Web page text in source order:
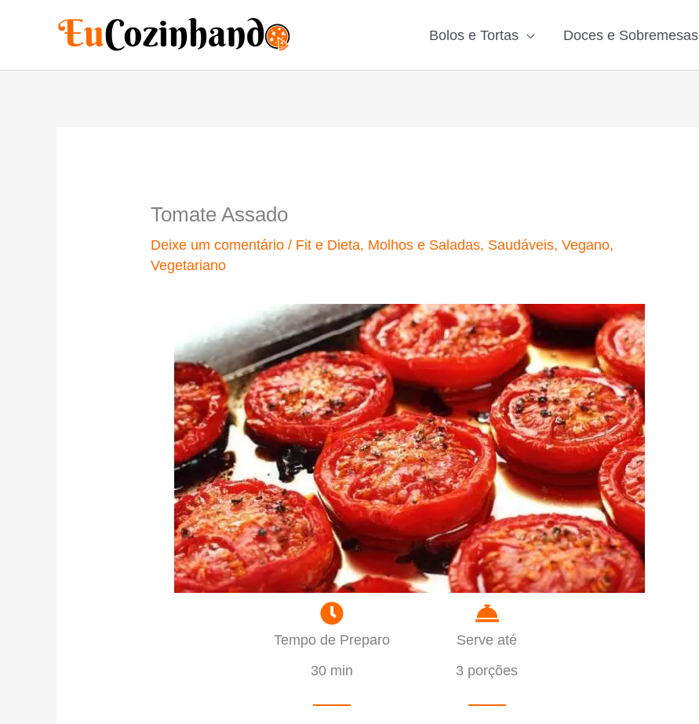
Bolos e Tortas Doces e Sobremesas
Tomate Assado
Deixe um comentário / Fit e Dieta, Molhos e Saladas, Saudáveis,Vegano,
Vegetariano
Tempo de Preparo
30 min
Serve até
3 porções